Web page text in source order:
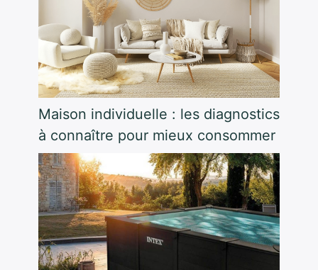
Maison individuelle : les diagnostics
à connaître pour mieux consommer